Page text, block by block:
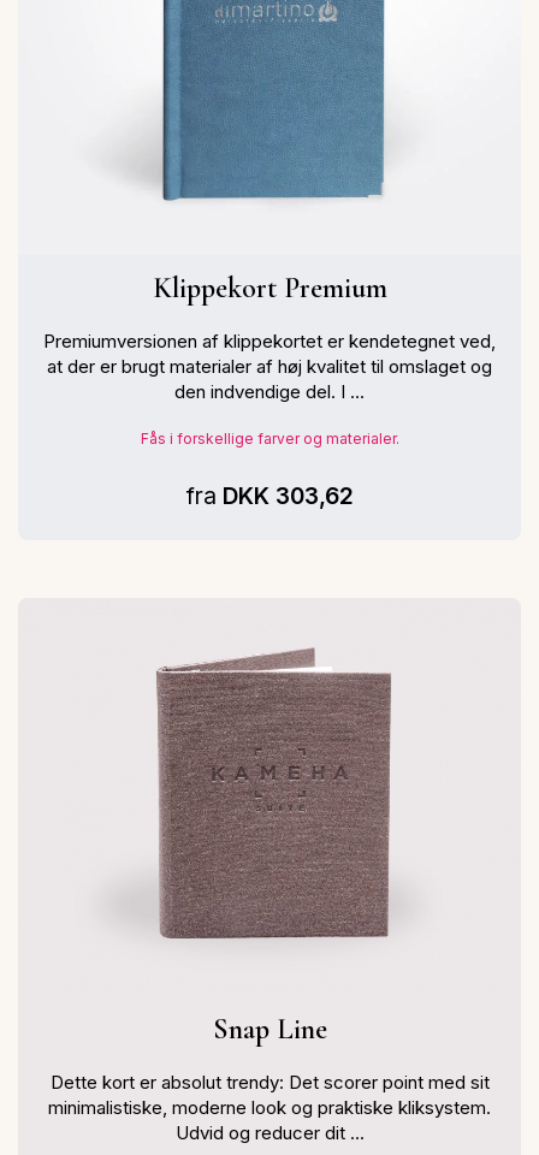
Klippekort Premium
Premiumversionen af klippekortet er kendetegnet ved,
at der er brugt materialer af høj kvalitet til omslaget og
den indvendige del. I ...
Fås i forskellige farver og materialer.
fra DKK 303,62
Snap Line
Dette kort er absolut trendy: Det scorer point med sit
minimalistiske, moderne look og praktiske kliksystem.
Udvid og reducer dit ...